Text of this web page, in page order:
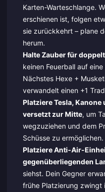
Karten-Warteschlange.
erschienen ist, folgen
sie zurückkehrt – plane
herum.
Halte Zauber für
keinen Feuerball auf
Nächstes Hexe +
verwandelt einen +1
Platziere Tesla,
versetzt zur Mitte, um
wegzuziehen und dem
Schüsse zu ermöglichen.
Platziere Anti-Air-
gegenüberliegenden
siehst. Dein Gegner
frühe Platzierung zwingt